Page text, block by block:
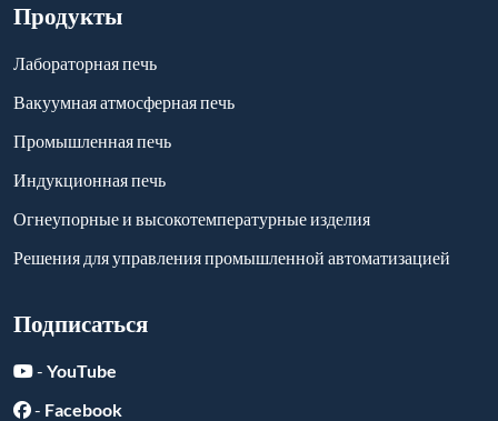
Продукты
Лабораторная печь
Вакуумная атмосферная печь
Промышленная печь
Индукционная печь
Огнеупорные и высокотемпературные изделия
Решения для управления промышленной автоматизацией
Подписаться
- YouTube
- Facebook